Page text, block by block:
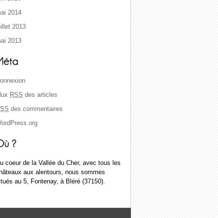
2014
2013
2013
RSS des articles
des commentaires
coeur de la Vallée du Cher, avec tous les
aux alentours, nous sommes
au 5, Fontenay, à Bléré (37150).